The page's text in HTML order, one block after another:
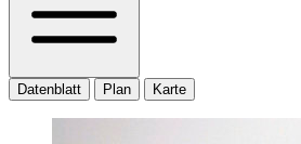
Datenblatt Plan Karte